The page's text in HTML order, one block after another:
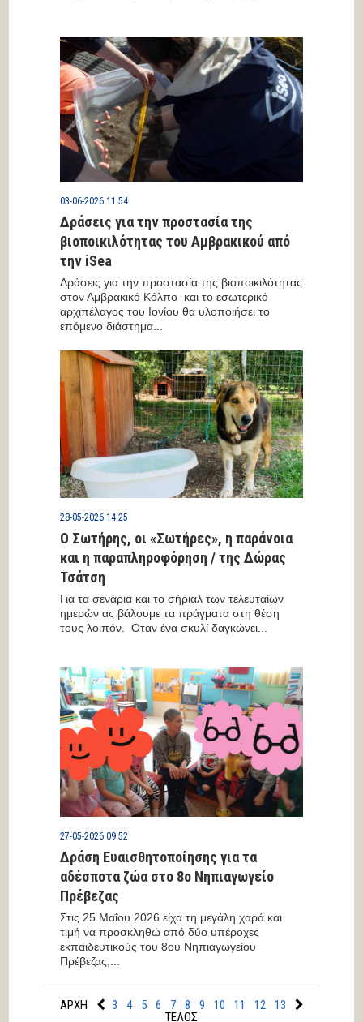
03-06-2026 11:54
Δράσεις για την προστασία της
βιοποικιλότητας του Αμβρακικού από
την iSea
Δράσεις για την προστασία της βιοποικιλότητας
στον Αμβρακικό Κόλπο και το εσωτερικό
αρχιπέλαγος του Ιονίου θα υλοποιήσει το
επόμενο διάστημα...
28-05-2026 14:25
Ο Σωτήρης, οι «Σωτήρες», η παράνοια
και η παραπληροφόρηση / της Δώρας
Τσάτση
Για τα σενάρια και το σήριαλ των τελευταίων
ημερών ας βάλουμε τα πράγματα στη θέση
τους λοιπόν. Οταν ένα σκυλί δαγκώνει...
27-05-2026 09:52
Δράση Ευαισθητοποίησης για τα
αδέσποτα ζώα στο 8ο Νηπιαγωγείο
Πρέβεζας
Στις 25 Μαΐου 2026 είχα τη μεγάλη χαρά και
τιμή να προσκληθώ από δύο υπέροχες
εκπαιδευτικούς του 8ου Νηπιαγωγείου
Πρέβεζας,...
ΑΡΧΗ 3 4 5 6 7 8 9 10 11 12
13
ΤΕΛΟΣ